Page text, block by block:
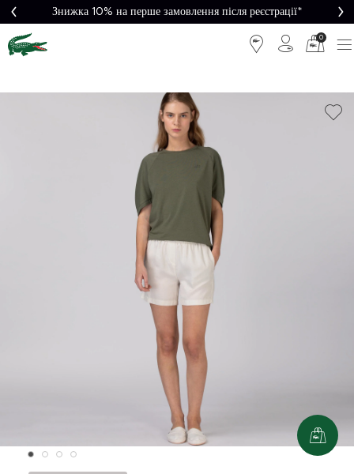
Знижка 10% на перше замовлення після реєстрації*
0
повернення
Безкоштовна
доставка від
5000₴*